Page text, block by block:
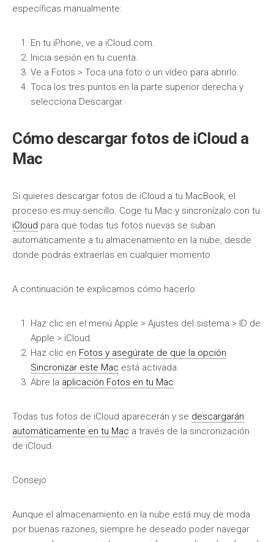
específicas manualmente:
En tu iPhone, ve a iCloud.com.
Inicia sesión en tu cuenta.
Ve a Fotos > Toca una foto o un vídeo para abrirlo.
Toca los tres puntos en la parte superior derecha y
selecciona Descargar.
Cómo descargar fotos de iCloud a
Mac
Si quieres descargar fotos de iCloud a tu MacBook, el
proceso es muy sencillo. Coge tu Mac y sincronízalo con tu
iCloud para que todas tus fotos nuevas se suban
automáticamente a tu almacenamiento en la nube, desde
donde podrás extraerlas en cualquier momento.
A continuación te explicamos cómo hacerlo:
Haz clic en el menú Apple > Ajustes del sistema > ID de
Apple > iCloud.
Haz clic en Fotos y asegúrate de que la opción
Sincronizar este Mac está activada.
Abre la aplicación Fotos en tu Mac.
Todas tus fotos de iCloud aparecerán y se descargarán
automáticamente en tu Mac a través de la sincronización
de iCloud.
Consejo
Aunque el almacenamiento en la nube está muy de moda
por buenas razones, siempre he deseado poder navegar